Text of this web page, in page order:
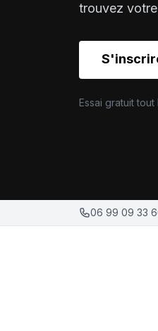
trouvez votre
Essai gratuit
06 99 09 33